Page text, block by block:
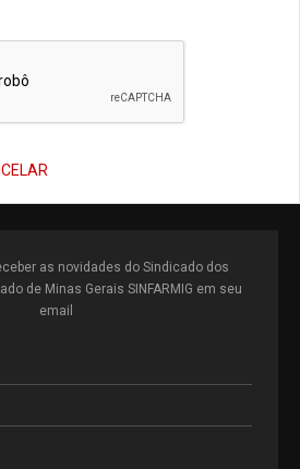
as novidades do Sindicado dos
de Minas Gerais SINFARMIG em seu
email